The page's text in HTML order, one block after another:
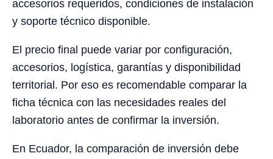
accesorios requeridos, condiciones de instalación
y soporte técnico disponible.
El precio final puede variar por configuración,
accesorios, logística, garantías y disponibilidad
territorial. Por eso es recomendable comparar la
ficha técnica con las necesidades reales del
laboratorio antes de confirmar la inversión.
En Ecuador, la comparación de inversión debe